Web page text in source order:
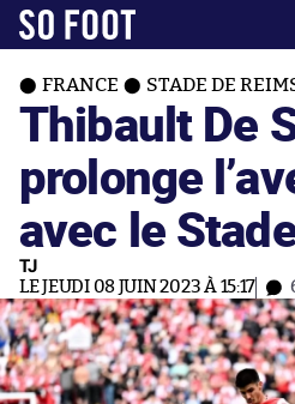
FRANCE STADE DE
Thibault De
prolonge
avec le
TJ
LE JEUDI 08 JUIN 2023 À 15:17